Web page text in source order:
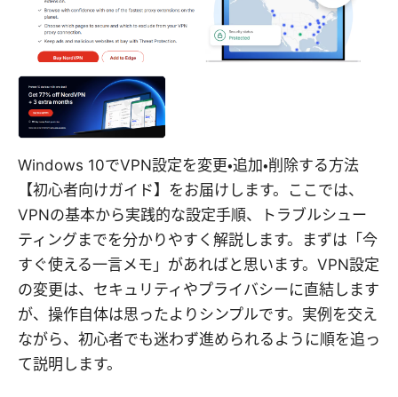
Windows 10でVPN設定を変更・追加・削除する方法
【初心者向けガイド】をお届けします。ここでは、
VPNの基本から実践的な設定手順、トラブルシュー
ティングまでを分かりやすく解説します。まずは「今
すぐ使える一言メモ」があればと思います。VPN設定
の変更は、セキュリティやプライバシーに直結します
が、操作自体は思ったよりシンプルです。実例を交え
ながら、初心者でも迷わず進められるように順を追っ
て説明します。